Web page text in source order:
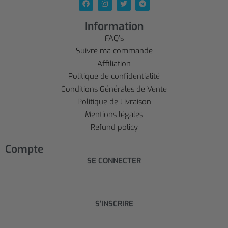
Information
FAQ’s
Suivre ma commande
Affiliation
Politique de confidentialité
Conditions Générales de Vente
Politique de Livraison
Mentions légales
Refund policy
Compte
SE CONNECTER
S'INSCRIRE